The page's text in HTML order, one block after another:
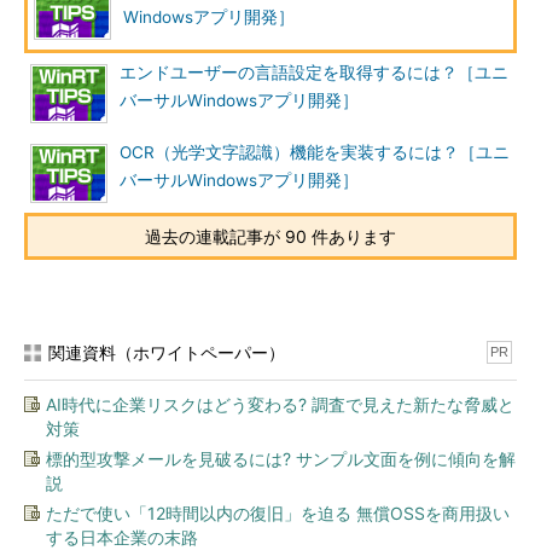
Windowsアプリ開発］
エンドユーザーの言語設定を取得するには？［ユニ
バーサルWindowsアプリ開発］
OCR（光学文字認識）機能を実装するには？［ユニ
バーサルWindowsアプリ開発］
過去の連載記事が 90 件あります
関連資料（ホワイトペーパー） PR
AI時代に企業リスクはどう変わる? 調査で見えた新たな脅威と
対策
標的型攻撃メールを見破るには? サンプル文面を例に傾向を解
説
ただで使い「12時間以内の復旧」を迫る 無償OSSを商用扱い
する日本企業の末路